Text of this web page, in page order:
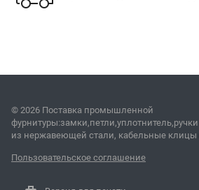
© 2026 Поставка промышленной
из нержавеющей стали, кабельные клицы
Пользовательское соглашение